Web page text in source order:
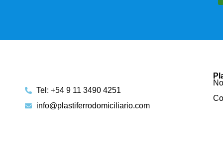
Tel: +54 9 11 3490 4251
info@plastiferrodomiciliario.com